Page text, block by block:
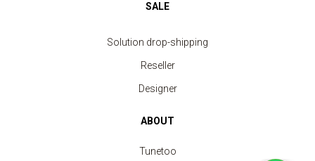
SALE
Solution drop-shipping
Reseller
Designer
ABOUT
Tunetoo